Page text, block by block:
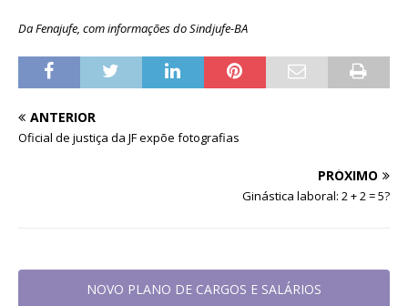
Da Fenajufe, com informações do Sindjufe-BA
ANTERIOR
Oficial de justiça da JF expõe fotografias
PRÓXIMO
Ginástica laboral: 2 + 2 = 5?
NOVO PLANO DE CARGOS E SALÁRIOS